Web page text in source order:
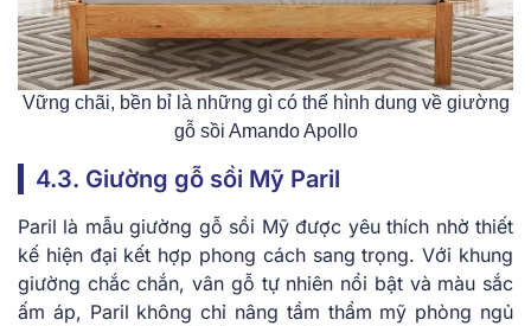
Vững chãi, bền bỉ là những gì có thể hình dung về giường
gỗ sồi Amando Apollo
4.3. Giường gỗ sồi Mỹ Paril
Paril là mẫu giường gỗ sồi Mỹ được yêu thích nhờ thiết
kế hiện đại kết hợp phong cách sang trọng. Với khung
giường chắc chắn, vân gỗ tự nhiên nổi bật và màu sắc
ấm áp, Paril không chỉ nâng tầm thẩm mỹ phòng ngủ